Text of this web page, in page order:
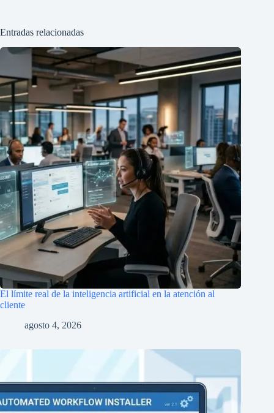
Entradas relacionadas
El límite real de la inteligencia artificial en la atención al
cliente
agosto 4, 2026